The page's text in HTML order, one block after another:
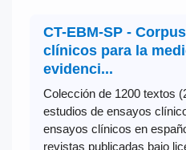
CT-EBM-SP -
clínicos para la
evidenci...
Colección de 1200 textos
estudios de ensayos
ensayos clínicos en
revistas publicadas bajo